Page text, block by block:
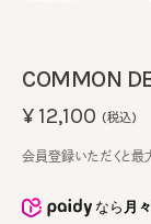
COMMON
なら月
¥12,100 (税込)
会員登録いただくと最